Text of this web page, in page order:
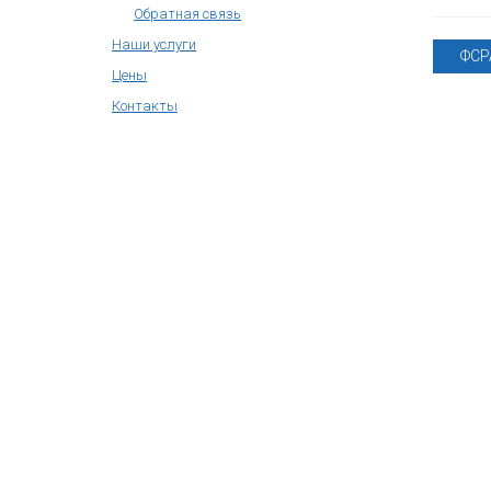
Обратная связь
Наши услуги
Цены
Контакты